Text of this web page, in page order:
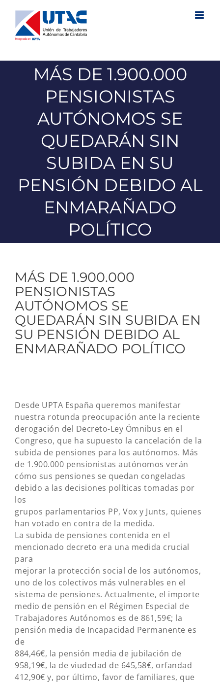
contenido
MÁS DE 1.900.000
PENSIONISTAS
AUTÓNOMOS SE
QUEDARÁN SIN
SUBIDA EN SU
PENSIÓN DEBIDO AL
ENMARAÑADO
POLÍTICO
MÁS DE 1.900.000
PENSIONISTAS
AUTÓNOMOS SE
QUEDARÁN SIN SUBIDA EN
SU PENSIÓN DEBIDO AL
ENMARAÑADO POLÍTICO
Desde UPTA España queremos manifestar
nuestra rotunda preocupación ante la reciente
derogación del Decreto-Ley Ómnibus en el
Congreso, que ha supuesto la cancelación de la
subida de pensiones para los autónomos. Más
de 1.900.000 pensionistas autónomos verán
cómo sus pensiones se quedan congeladas
debido a las decisiones políticas tomadas por
los
grupos parlamentarios PP, Vox y Junts, quienes
han votado en contra de la medida.
La subida de pensiones contenida en el
mencionado decreto era una medida crucial
para
mejorar la protección social de los autónomos,
uno de los colectivos más vulnerables en el
sistema de pensiones. Actualmente, el importe
medio de pensión en el Régimen Especial de
Trabajadores Autónomos es de 861,59€; la
pensión media de Incapacidad Permanente es
de
884,46€, la pensión media de jubilación de
958,19€, la de viudedad de 645,58€, orfandad
412,90€ y, por último, favor de familiares, que